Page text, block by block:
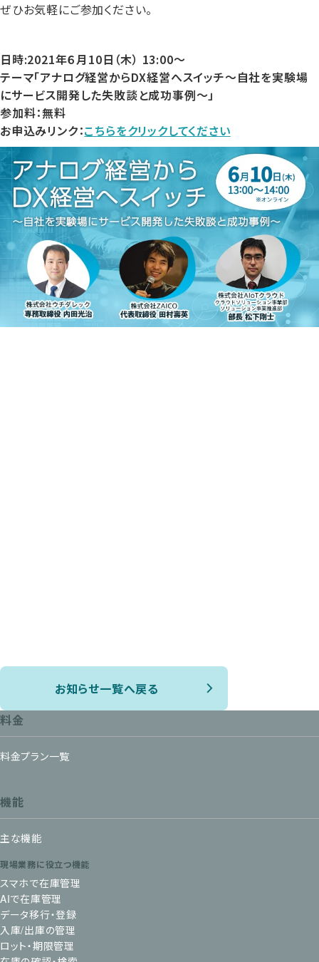
ぜひお気軽にご参加ください。
日時:2021年６月10日（木） 13:00～
テーマ「アナログ経営からDX経営へスイッチ～自社を実験場
にサービス開発した失敗談と成功事例～」
参加料：無料
お申込みリンク：こちらをクリックしてください
お知らせ一覧へ戻る
料金
料金プラン一覧
機能
主な機能
現場業務に役立つ機能
スマホで在庫管理
AIで在庫管理
データ移行・登録
入庫/出庫の管理
ロット・期限管理